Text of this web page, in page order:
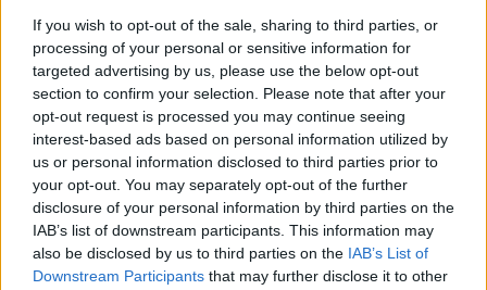
If you wish to opt-out of the sale, sharing to third parties, or
processing of your personal or sensitive information for
targeted advertising by us, please use the below opt-out
section to confirm your selection. Please note that after your
opt-out request is processed you may continue seeing
interest-based ads based on personal information utilized by
us or personal information disclosed to third parties prior to
your opt-out. You may separately opt-out of the further
disclosure of your personal information by third parties on the
IAB’s list of downstream participants. This information may
also be disclosed by us to third parties on the IAB’s List of
Downstream Participants that may further disclose it to other
είπες για το δεύτερο όνομα γιατί κι εγώ έχω
πει ότι το παιδί μου θα πάρει το όνομα της
πεθεράς μου που είναι Πολυξένη. Ήμουν στην
Πάρο στο σπίτι μας και είχα κάνει το τεστ και
ήταν θετικό. Λέω στον άντρα μου ότι θα πάω
να δώσω αίμα για την χοριακή.